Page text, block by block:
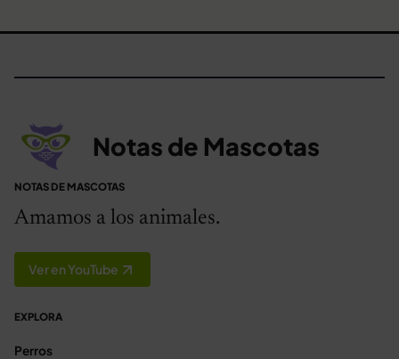
Notas de Mascotas
NOTAS DE MASCOTAS
Amamos a los animales.
Ver en YouTube
EXPLORA
Perros